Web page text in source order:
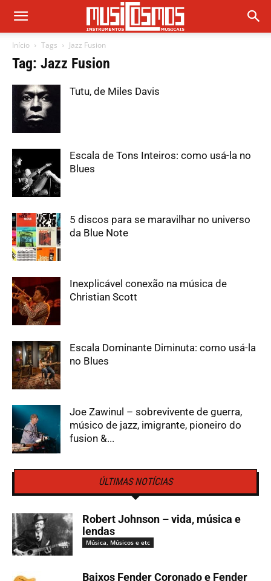
Início Tags Jazz Fusion
Tag: Jazz Fusion
Tutu, de Miles Davis
Escala de Tons Inteiros: como usá-la no
Blues
5 discos para se maravilhar no universo
da Blue Note
Inexplicável conexão na música de
Christian Scott
Escala Dominante Diminuta: como usá-la
no Blues
Joe Zawinul – sobrevivente de guerra,
músico de jazz, imigrante, pioneiro do
fusion &...
ÚLTIMAS NOTÍCIAS
Robert Johnson – vida, música e
lendas
Música, Músicos e etc
Baixos Fender Coronado e Fender